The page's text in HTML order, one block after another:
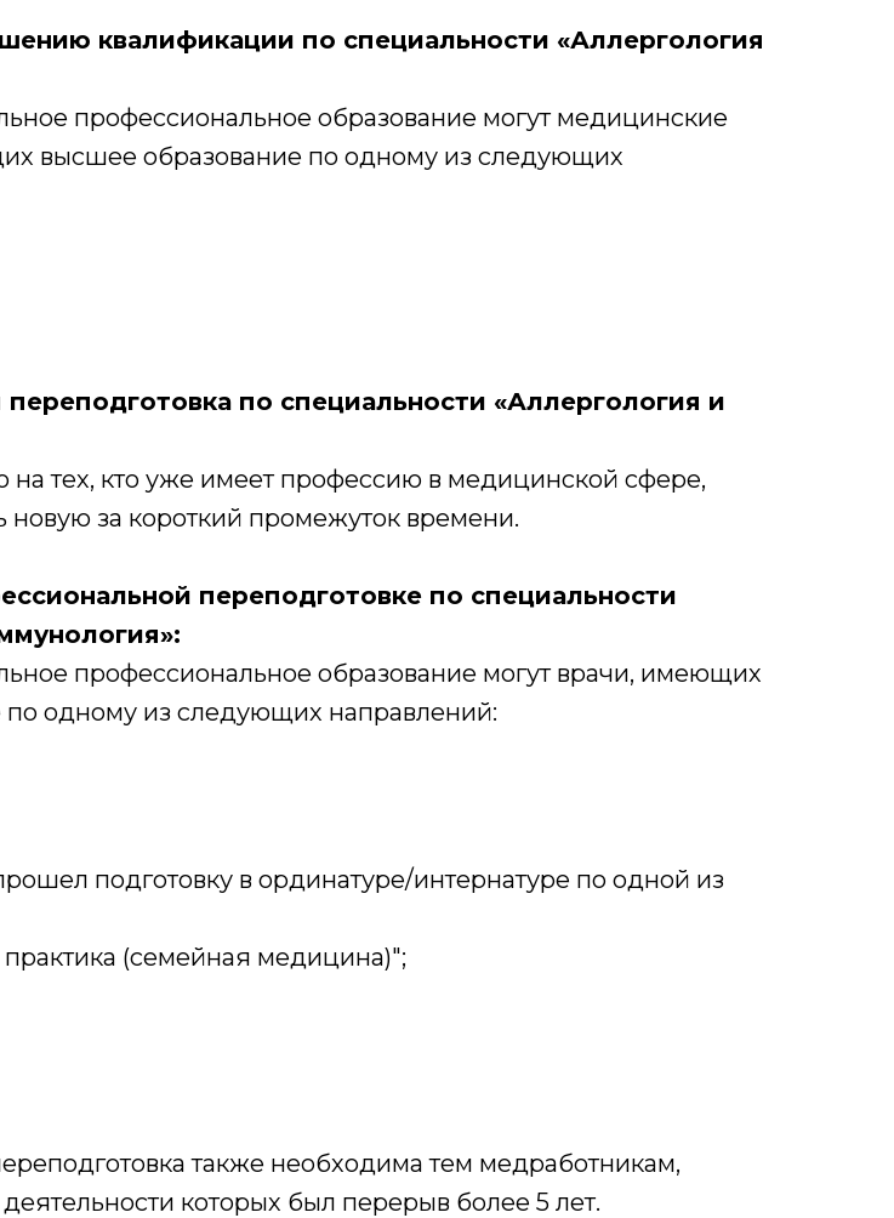
квалификации по специальности «Аллергология
профессиональное образование могут медицинские
высшее образование по одному из следующих
по специальности «Аллергология и
на тех, кто уже имеет профессию в медицинской сфере,
новую за короткий промежуток времени.
переподготовке по специальности
профессиональное образование могут врачи, имеющих
одному из следующих направлений:
подготовку в ординатуре/интернатуре по одной из
(семейная медицина)";
также необходима тем медработникам,
которых был перерыв более 5 лет.